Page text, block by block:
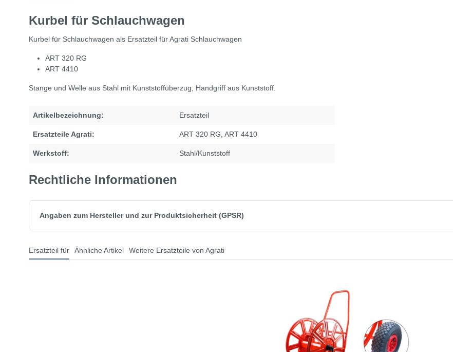
Kurbel für Schlauchwagen
Kurbel für Schlauchwagen als Ersatzteil für Agrati Schlauchwagen
ART 320 RG
ART 4410
Stange und Welle aus Stahl mit Kunststoffüberzug, Handgriff aus Kunststoff.
Artikelbezeichnung: Ersatzteil
Ersatzteile Agrati: ART 320 RG , ART 4410
Werkstoff: Stahl/Kunststoff
Rechtliche Informationen
Angaben zum Hersteller und zur Produktsicherheit (GPSR)
Ersatzteil für Ähnliche Artikel Weitere Ersatzteile von Agrati